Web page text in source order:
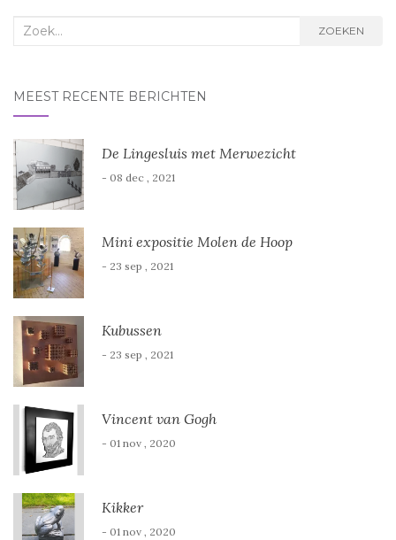
Zoek
ZOEKEN
MEEST RECENTE BERICHTEN
De Lingesluis met Merwezicht
- 08 dec , 2021
Mini expositie Molen de Hoop
- 23 sep , 2021
Kubussen
- 23 sep , 2021
Vincent van Gogh
- 01 nov , 2020
Kikker
- 01 nov , 2020